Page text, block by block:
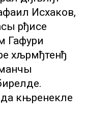
Исхаков,
рђисе
Гафури
хљрмђтенђ
књренекле